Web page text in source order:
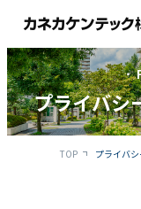
プライバシ
TOP プライバ